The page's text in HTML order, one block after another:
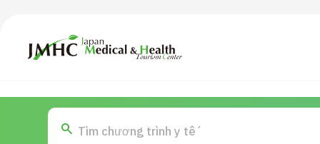
Trung tâm Du lịch Y tế & Sức khỏe Nhật Bản (JMHC)
TOP